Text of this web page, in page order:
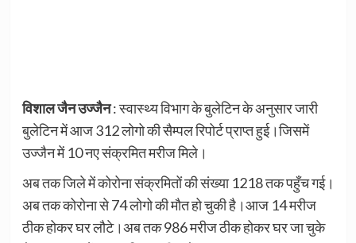
विशाल जैन उज्जैन: स्वास्थ्य विभाग के बुलेटिन के अनुसार जारी
बुलेटिन में आज 312 लोगो की सैम्पल रिपोर्ट प्राप्त हुई।जिसमें
उज्जैन में 10 नए संक्रमित मरीज मिले।
अब तक जिले में कोरोना संक्रमितों की संख्या 1218 तक पहुँच गई।
अब तक कोरोना से 74 लोगो की मौत हो चुकी है।आज 14 मरीज
ठीक होकर घर लौटे।अब तक 986 मरीज ठीक होकर घर जा चुके